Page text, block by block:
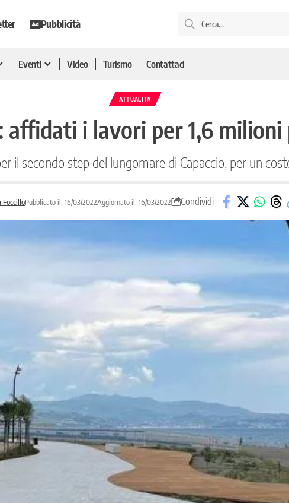
Pubblicità
Eventi Video Turismo Contattaci
ATTUALITÀ
affidati i lavori per 1,6
il secondo step del lungomare di Capaccio, per un
FoccilloPubblicato il: 16/03/2022Aggiornato il: 16/03/2022 Condividi